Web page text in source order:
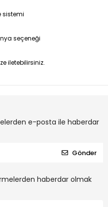
sistemi
seçeneği
iletebilirsiniz.
e-posta ile haberdar
Gönder
haberdar olmak